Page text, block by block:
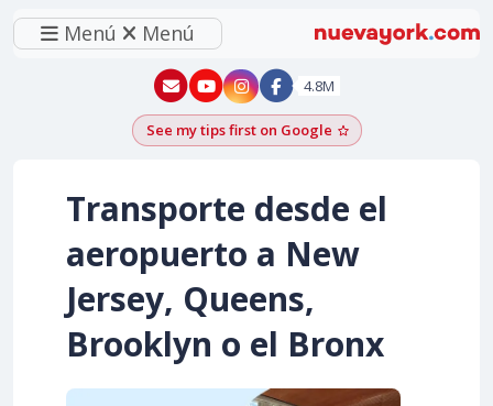
Menú Menú
New York - YouTube
New York - Instagram
4.8M
See my tips first on GoogleAdd as a Google
Transporte desde el
aeropuerto a New
Jersey, Queens,
Brooklyn o el Bronx